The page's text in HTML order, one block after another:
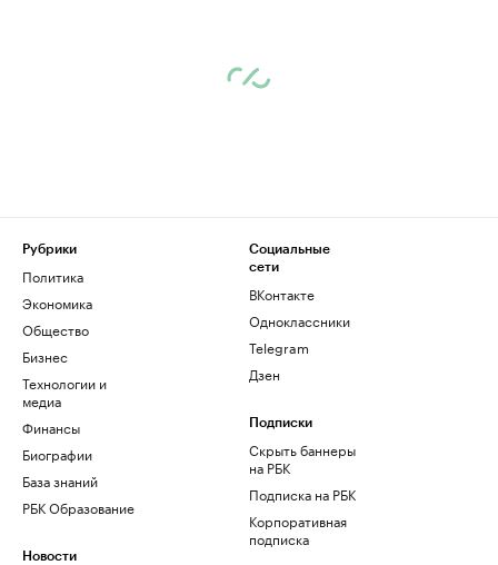
Рубрики
Политика
Экономика
Общество
Бизнес
Технологии и
медиа
Финансы
Биографии
База знаний
РБК Образование
Новости
Социальные
сети
ВКонтакте
Одноклассники
Telegram
Дзен
Подписки
Скрыть баннеры
на РБК
Подписка на РБК
Корпоративная
подписка